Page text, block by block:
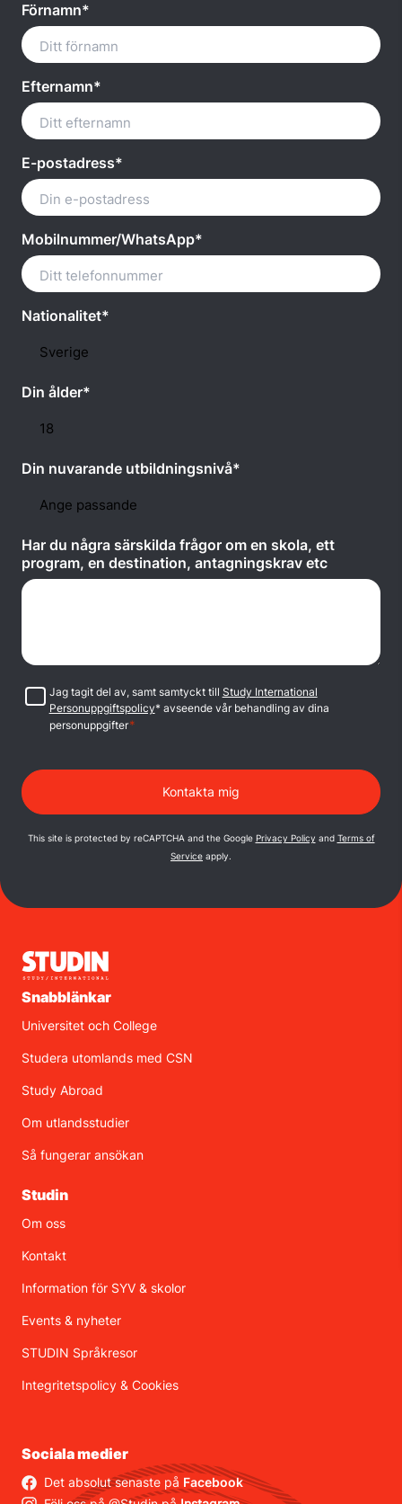
Förnamn*
Efternamn*
E-postadress*
Mobilnummer/WhatsApp*
Nationalitet*
Din ålder*
Din nuvarande utbildningsnivå*
Har du några särskilda frågor om en skola, ett
program, en destination, antagningskrav etc
Samtycke
Jag tagit del av, samt samtyckt till Study International
Personuppgiftspolicy* avseende vår behandling av dina
personuppgifter*
This site is protected by reCAPTCHA and the Google Privacy Policy and Terms of
Service apply.
Snabblänkar
Universitet och College
Studera utomlands med CSN
Study Abroad
Om utlandsstudier
Så fungerar ansökan
Studin
Om oss
Kontakt
Information för SYV & skolor
Events & nyheter
STUDIN Språkresor
Integritetspolicy & Cookies
Sociala medier
Det absolut senaste på Facebook